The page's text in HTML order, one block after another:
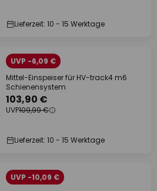
Lieferzeit: 10 - 15 Werktage
UVP -6,09 €
Mittel-Einspeiser für HV-track4 m6
Schienensystem
103,90 €
UVP109,99 €
Lieferzeit: 10 - 15 Werktage
UVP -10,09 €